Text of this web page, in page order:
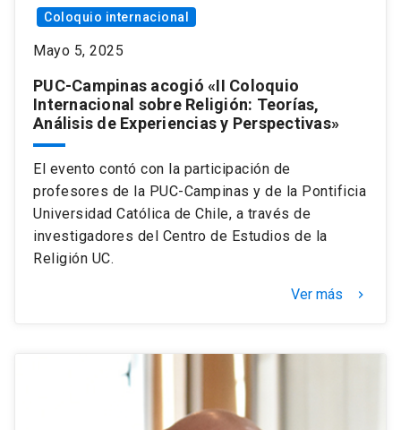
Coloquio internacional
Mayo 5, 2025
PUC-Campinas acogió «II Coloquio
Internacional sobre Religión: Teorías,
Análisis de Experiencias y Perspectivas»
El evento contó con la participación de
profesores de la PUC-Campinas y de la Pontificia
Universidad Católica de Chile, a través de
investigadores del Centro de Estudios de la
Religión UC.
Ver más keyboard_arrow_right